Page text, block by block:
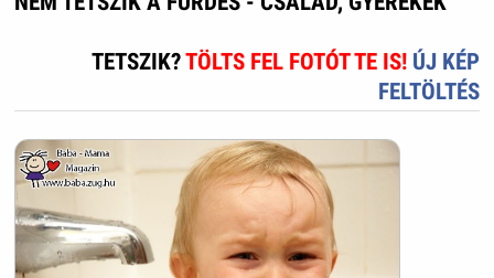
TETSZIK?TÖLTS FEL FOTÓT TE IS! ÚJ KÉP
FELTÖLTÉS